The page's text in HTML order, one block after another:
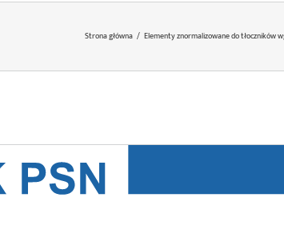
Strona główna / Elementy znormalizowane do tłoczników